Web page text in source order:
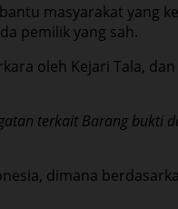
masyarakat yang
pemilik yang sah.
oleh Kejari Tala,
terkait Barang bukti
dimana